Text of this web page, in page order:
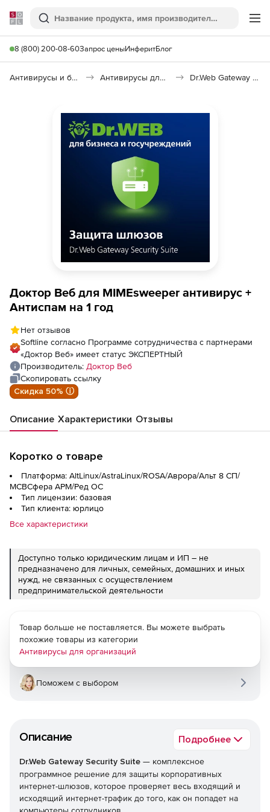
Softline
Поиск
8 (800) 200-08-60Запрос ценыИнферитБлог
Антивирусы и безопасность Антивирусы для организаций Dr.Web Gateway Security Suite
Доктор Веб для MIMEsweeper антивирус +
Антиспам на 1 год
Нет отзывов
Softline согласно Программе сотрудничества с партнерами
«Доктор Веб» имеет статус ЭКСПЕРТНЫЙ
Производитель: Доктор Веб
Скопировать ссылку
Скидка 50% ⓘ
Описание Характеристики Отзывы
Коротко о товаре
Платформа: AltLinux/AstraLinux/ROSA/Аврора/Альт 8 СП/
МСВСфера АРМ/Ред ОС
Тип лицензии: базовая
Тип клиента: юрлицо
Все характеристики
Доступно только юридическим лицам и ИП – не
предназначено для личных, семейных, домашних и иных
нужд, не связанных с осуществлением
предпринимательской деятельности
Описание Подробнее
Dr.Web Gateway Security Suite — комплексное
программное решение для защиты корпоративных
интернет-шлюзов, которое проверяет весь входящий и
исходящий интернет-трафик до того, как он попадет на
Товар больше не поставляется. Вы можете выбрать
похожие товары из категории
Антивирусы для организаций
Поможем с выбором